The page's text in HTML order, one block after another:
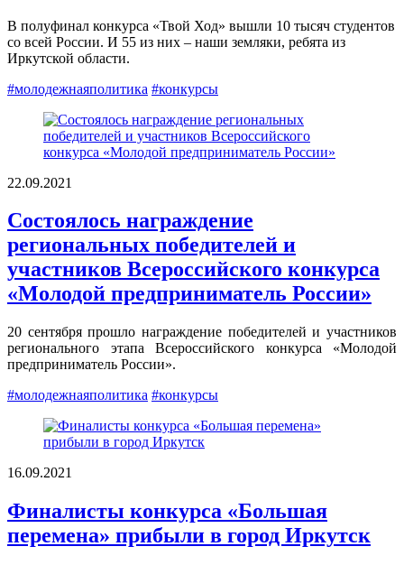
В полуфинал конкурса «Твой Ход» вышли 10 тысяч студентов
со всей России. И 55 из них – наши земляки, ребята из
Иркутской области.
#молодежнаяполитика #конкурсы
22.09.2021
Состоялось награждение
региональных победителей и
участников Всероссийского конкурса
«Молодой предприниматель России»
20 сентября прошло награждение победителей и участников
регионального этапа Всероссийского конкурса «Молодой
предприниматель России».
#молодежнаяполитика #конкурсы
16.09.2021
Финалисты конкурса «Большая
перемена» прибыли в город Иркутск